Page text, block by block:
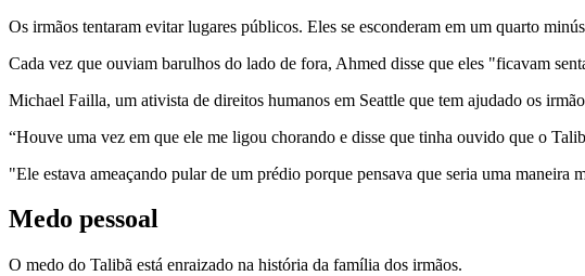
Os irmãos tentaram evitar lugares públicos. Eles se esconderam em um quarto
Cada vez que ouviam barulhos do lado de fora, Ahmed disse que eles "ficavam
Michael Failla, um ativista de direitos humanos em Seattle que tem ajudado os
“Houve uma vez em que ele me ligou chorando e disse que tinha ouvido que o
"Ele estava ameaçando pular de um prédio porque pensava que seria uma
Medo pessoal
O medo do Talibã está enraizado na história da família dos irmãos.